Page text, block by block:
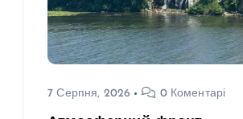
7 Серпня, 2026 0 Коментарі